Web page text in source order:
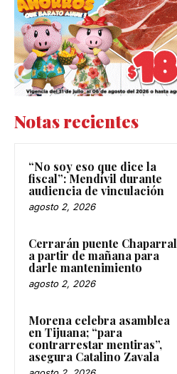
Notas recientes
“No soy eso que dice la
fiscal”: Mendívil durante
audiencia de vinculación
agosto 2, 2026
Cerrarán puente Chaparral
a partir de mañana para
darle mantenimiento
agosto 2, 2026
Morena celebra asamblea
en Tijuana; “para
contrarrestar mentiras”,
asegura Catalino Zavala